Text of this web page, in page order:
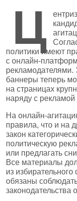
Ц
политики имеют
с
рекламодателями.
баннеры теперь
на страницах
наряду с
На
правила, что и на
закон
политическую
или предлагать
Все материалы
из
обязаны
законодательства